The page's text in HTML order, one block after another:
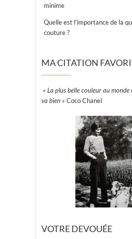
minime
Quelle est l’importance de la
couture ?
MA CITATION
« La plus belle couleur au monde
va bien » Coco Chanel
VOTRE DEVOUÉE